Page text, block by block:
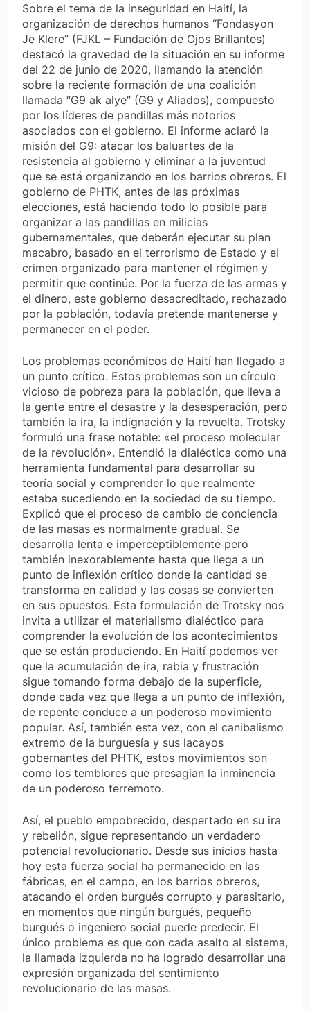
Sobre el tema de la inseguridad en Haití, la
organización de derechos humanos “Fondasyon
Je Klere” (FJKL – Fundación de Ojos Brillantes)
destacó la gravedad de la situación en su informe
del 22 de junio de 2020, llamando la atención
sobre la reciente formación de una coalición
llamada “G9 ak alye” (G9 y Aliados), compuesto
por los líderes de pandillas más notorios
asociados con el gobierno. El informe aclaró la
misión del G9: atacar los baluartes de la
resistencia al gobierno y eliminar a la juventud
que se está organizando en los barrios obreros. El
gobierno de PHTK, antes de las próximas
elecciones, está haciendo todo lo posible para
organizar a las pandillas en milicias
gubernamentales, que deberán ejecutar su plan
macabro, basado en el terrorismo de Estado y el
crimen organizado para mantener el régimen y
permitir que continúe. Por la fuerza de las armas y
el dinero, este gobierno desacreditado, rechazado
por la población, todavía pretende mantenerse y
permanecer en el poder.
Los problemas económicos de Haití han llegado a
un punto crítico. Estos problemas son un círculo
vicioso de pobreza para la población, que lleva a
la gente entre el desastre y la desesperación, pero
también la ira, la indignación y la revuelta. Trotsky
formuló una frase notable: «el proceso molecular
de la revolución». Entendió la dialéctica como una
herramienta fundamental para desarrollar su
teoría social y comprender lo que realmente
estaba sucediendo en la sociedad de su tiempo.
Explicó que el proceso de cambio de conciencia
de las masas es normalmente gradual. Se
desarrolla lenta e imperceptiblemente pero
también inexorablemente hasta que llega a un
punto de inflexión crítico donde la cantidad se
transforma en calidad y las cosas se convierten
en sus opuestos. Esta formulación de Trotsky nos
invita a utilizar el materialismo dialéctico para
comprender la evolución de los acontecimientos
que se están produciendo. En Haití podemos ver
que la acumulación de ira, rabia y frustración
sigue tomando forma debajo de la superficie,
donde cada vez que llega a un punto de inflexión,
de repente conduce a un poderoso movimiento
popular. Así, también esta vez, con el canibalismo
extremo de la burguesía y sus lacayos
gobernantes del PHTK, estos movimientos son
como los temblores que presagian la inminencia
de un poderoso terremoto.
Así, el pueblo empobrecido, despertado en su ira
y rebelión, sigue representando un verdadero
potencial revolucionario. Desde sus inicios hasta
hoy esta fuerza social ha permanecido en las
fábricas, en el campo, en los barrios obreros,
atacando el orden burgués corrupto y parasitario,
en momentos que ningún burgués, pequeño
burgués o ingeniero social puede predecir. El
único problema es que con cada asalto al sistema,
la llamada izquierda no ha logrado desarrollar una
expresión organizada del sentimiento
revolucionario de las masas.